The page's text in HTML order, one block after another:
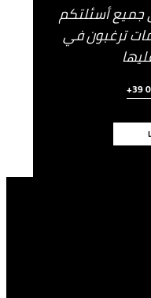
جميع أسئلتكم
ترغبون في
+39